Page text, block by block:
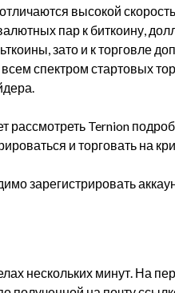
высокой
пар к биткоину,
зато и к торговле
спектром стартовых
рассмотреть Ternion
и торговать на
зарегистрировать
нескольких минут. На